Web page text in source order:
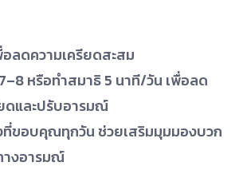
ลดความเครียดสะสม
หรือทำสมาธิ 5 นาที/วัน เพื่อลด
ดและปรับอารมณ์
ที่ขอบคุณทุกวัน ช่วยเสริมมุมมองบวก
างอารมณ์